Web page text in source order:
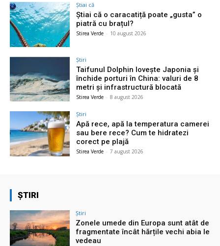
Știai că
Știai că o caracatiță poate „gusta” o
piatră cu brațul?
Stirea Verde - 10 august 2026
Știri
Taifunul Dolphin lovește Japonia și
închide porturi în China: valuri de 8
metri și infrastructură blocată
Stirea Verde - 8 august 2026
Știri
Apă rece, apă la temperatura camerei
sau bere rece? Cum te hidratezi
corect pe plajă
Stirea Verde - 7 august 2026
ȘTIRI
Știri
Zonele umede din Europa sunt atât de
fragmentate încât hărțile vechi abia le
vedeau